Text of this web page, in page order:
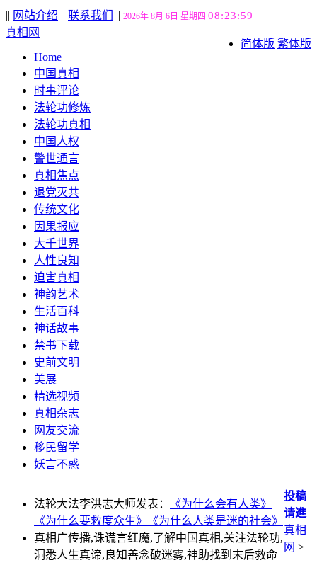
|| 网站介绍 || 联系我们 || 2026年 8月 6日 星期四 08:24:00
简体版 繁体版
真相网
Home
中国真相
时事评论
法轮功修炼
法轮功真相
中国人权
警世通言
真相焦点
退党灭共
传统文化
因果报应
大千世界
人性良知
迫害真相
神韵艺术
生活百科
神话故事
禁书下载
史前文明
美展
精选视频
真相杂志
网友交流
移民留学
妖言不惑
法轮大法李洪志大师发表：
《为什么会有人类》
《为什么要救度众生》
《为什么人类是迷的社会》
真相广传播,诛谎言红魔,了解中国真相,关注法轮功,
洞悉人生真谛,良知善念破迷雾,神助找到末后救命
投稿
请進
真相
网 >